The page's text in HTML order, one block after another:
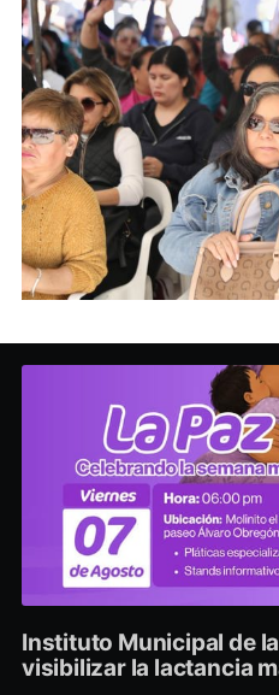
Instituto Municipal de
visibilizar la lactancia